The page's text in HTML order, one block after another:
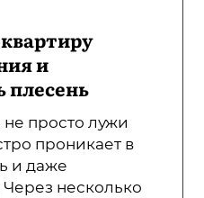
и
плесень
просто лужи
проникает в
и даже
несколько